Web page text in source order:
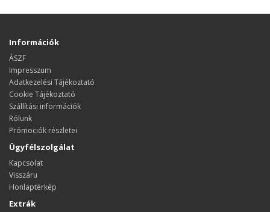
Információk
ÁSZF
Impresszum
Adatkezelési Tájékoztató
Cookie Tájékoztató
Szállítási információk
Rólunk
Prómociók részletei
Ügyfélszolgálat
Kapcsolat
Visszáru
Honlaptérkép
Extrák